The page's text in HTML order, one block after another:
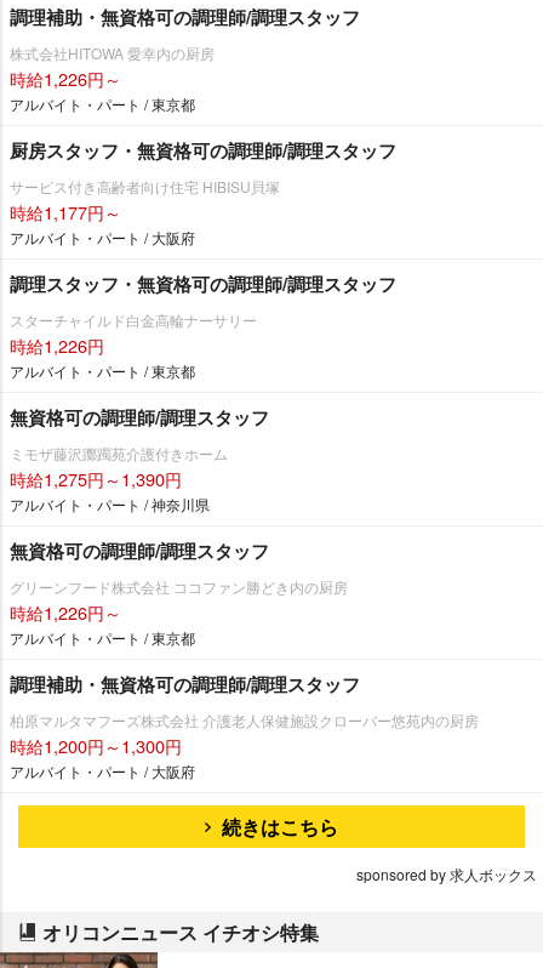
調理補助・無資格可の調理師/調理スタッフ
株式会社HITOWA 愛幸内の厨房
時給1,226円～
アルバイト・パート / 東京都
厨房スタッフ・無資格可の調理師/調理スタッフ
サービス付き高齢者向け住宅 HIBISU貝塚
時給1,177円～
アルバイト・パート / 大阪府
調理スタッフ・無資格可の調理師/調理スタッフ
スターチャイルド白金高輪ナーサリー
時給1,226円
アルバイト・パート / 東京都
無資格可の調理師/調理スタッフ
ミモザ藤沢躑躅苑介護付きホーム
時給1,275円～1,390円
アルバイト・パート / 神奈川県
無資格可の調理師/調理スタッフ
グリーンフード株式会社 ココファン勝どき内の厨房
時給1,226円～
アルバイト・パート / 東京都
調理補助・無資格可の調理師/調理スタッフ
柏原マルタマフーズ株式会社 介護老人保健施設クローバー悠苑内の厨房
時給1,200円～1,300円
アルバイト・パート / 大阪府
続きはこちら
sponsored by 求人ボックス
オリコンニュース イチオシ特集